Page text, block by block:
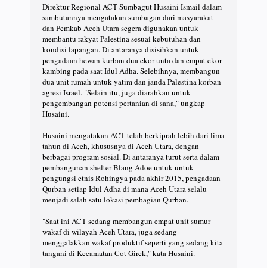
Direktur Regional ACT Sumbagut Husaini Ismail dalam
sambutannya mengatakan sumbagan dari masyarakat
dan Pemkab Aceh Utara segera digunakan untuk
membantu rakyat Palestina sesuai kebutuhan dan
kondisi lapangan. Di antaranya disisihkan untuk
pengadaan hewan kurban dua ekor unta dan empat ekor
kambing pada saat Idul Adha. Selebihnya, membangun
dua unit rumah untuk yatim dan janda Palestina korban
agresi Israel. "Selain itu, juga diarahkan untuk
pengembangan potensi pertanian di sana," ungkap
Husaini.
Husaini mengatakan ACT telah berkiprah lebih dari lima
tahun di Aceh, khususnya di Aceh Utara, dengan
berbagai program sosial. Di antaranya turut serta dalam
pembangunan shelter Blang Adoe untuk untuk
pengungsi etnis Rohingya pada akhir 2015, pengadaan
Qurban setiap Idul Adha di mana Aceh Utara selalu
menjadi salah satu lokasi pembagian Qurban.
"Saat ini ACT sedang membangun empat unit sumur
wakaf di wilayah Aceh Utara, juga sedang
menggalakkan wakaf produktif seperti yang sedang kita
tangani di Kecamatan Cot Girek," kata Husaini.